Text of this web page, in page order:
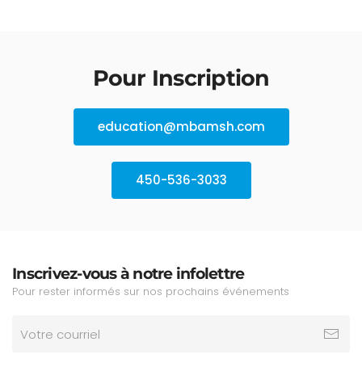
Pour Inscription
education@mbamsh.com
450-536-3033
Inscrivez-vous à notre infolettre
Pour rester informés sur nos prochains événements